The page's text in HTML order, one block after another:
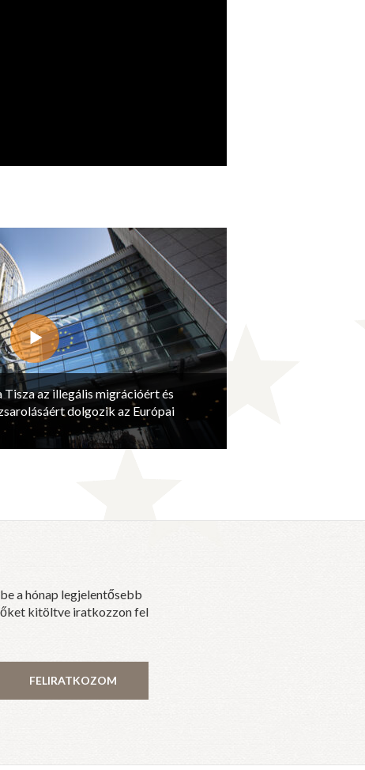
az illegális migrációért és
dolgozik az Európai
a hónap legjelentősebb
kitöltve iratkozzon fel
FELIRATKOZOM